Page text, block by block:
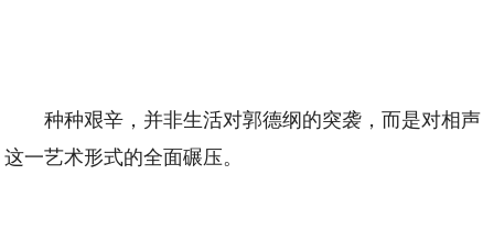
种种艰辛，并非生活对郭德纲的突袭，而是对相声
这一艺术形式的全面碾压。